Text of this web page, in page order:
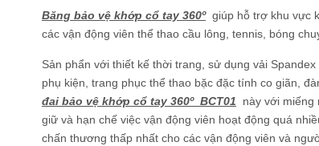
Băng bảo vệ khớp cổ tay 360ºgiúp hỗ trợ khu vực
các vận động viên thể thao cầu lông, tennis, bóng
Sản phẩn với thiết kế thời trang, sử dụng vải
phụ kiện, trang phục thể thao bặc đặc tính co giãn,
đai bảo vệ khớp cổ tay 360º BCT01 này với miếng
giữ và hạn chế việc vận động viên hoạt động quá
chấn thương thấp nhất cho các vận động viên và